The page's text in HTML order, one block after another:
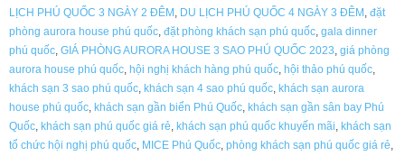
Ưu
Đãi,
Đặt
Nhanh
Giá
Tốt
số
lượng
LỊCH PHÚ QUỐC 3 NGÀY 2 ĐÊM, DU LỊCH PHÚ QUỐC 4 NGÀY 3 ĐÊM, đặt
phòng aurora house phú quốc, đặt phòng khách sạn phú quốc, gala dinner
phú quốc, GIÁ PHÒNG AURORA HOUSE 3 SAO PHÚ QUỐC 2023, giá phòng
aurora house phú quốc, hội nghị khách hàng phú quốc, hội thảo phú quốc,
khách sạn 3 sao phú quốc, khách sạn 4 sao phú quốc, khách sạn aurora
house phú quốc, khách sạn gần biển Phú Quốc, khách sạn gần sân bay Phú
Quốc, khách sạn phú quốc giá rẻ, khách sạn phú quốc khuyến mãi, khách sạn
tổ chức hội nghị phú quốc, MICE Phú Quốc, phòng khách sạn phú quốc giá rẻ,